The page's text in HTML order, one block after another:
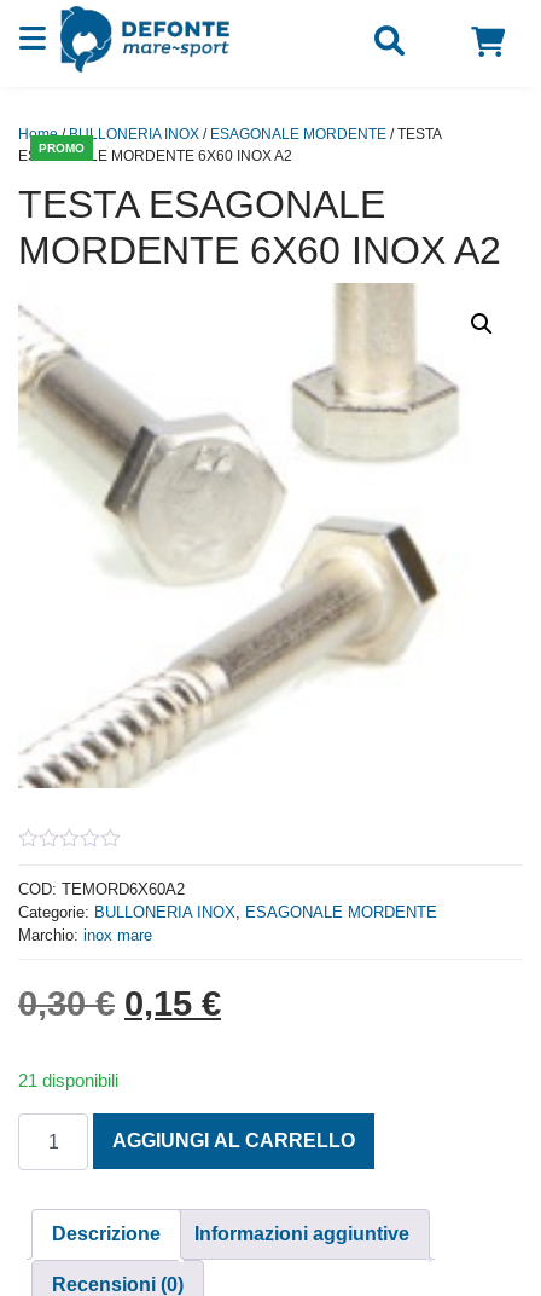
Vai al contenuto
PROMO
Home/BULLONERIA INOX / ESAGONALE MORDENTE / TESTA
ESAGONALE MORDENTE 6X60 INOX A2
TESTA ESAGONALE
MORDENTE 6X60 INOX A2
out
of
5
COD: TEMORD6X60A2
Categorie: BULLONERIA INOX, ESAGONALE MORDENTE
Marchio: inox mare
0,30€ Il prezzo originale era:
0,15 €Il prezzo attuale è:
21 disponibili
AGGIUNGI AL CARRELLO
Descrizione Informazioni aggiuntive
Recensioni (0)